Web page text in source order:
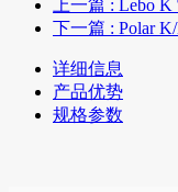
上一篇 : Lebo
下一篇 : Polar
详细信息
产品优势
规格参数